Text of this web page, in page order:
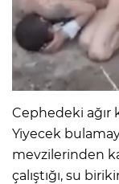
Cephedeki ağır
Yiyecek
mevzilerinden
çalıştığı, su